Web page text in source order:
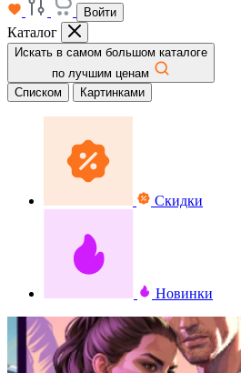
Войти
Каталог
Искать в самом большом каталоге
по лучшим ценам
Списком
Картинками
Скидки
Новинки